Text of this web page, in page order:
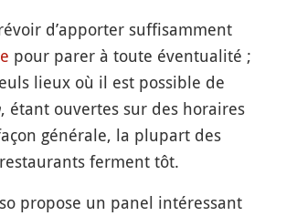
d’apporter suffisamment
pour parer à toute éventualité ;
lieux où il est possible de
, étant ouvertes sur des horaires
générale, la plupart des
ferment tôt.
propose un panel intéressant